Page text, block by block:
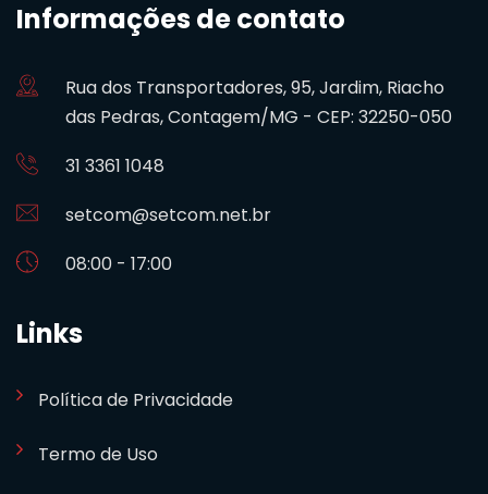
Informações de contato
Rua dos Transportadores, 95, Jardim, Riacho
das Pedras, Contagem/MG - CEP: 32250-050
31 3361 1048
setcom@setcom.net.br
08:00 - 17:00
Links
Política de Privacidade
Termo de Uso